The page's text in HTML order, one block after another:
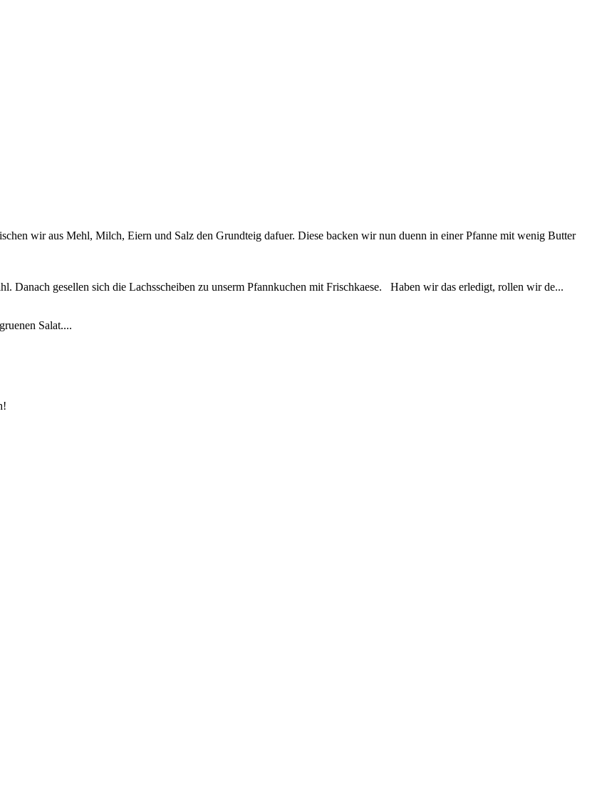
wir aus Mehl, Milch, Eiern und Salz den Grundteig dafuer. Diese backen wir nun duenn in einer Pfanne mit wenig Butter
Danach gesellen sich die Lachsscheiben zu unserm Pfannkuchen mit Frischkaese. Haben wir das erledigt, rollen wir de...
Salat....